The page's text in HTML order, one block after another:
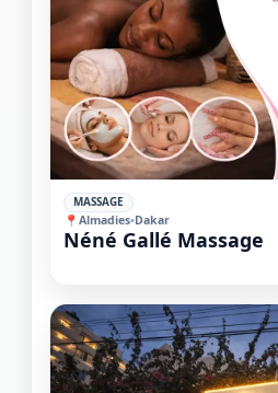
⭐⭐
MASSAGE
Néné Gallé Massage
📍Almadies•Dakar